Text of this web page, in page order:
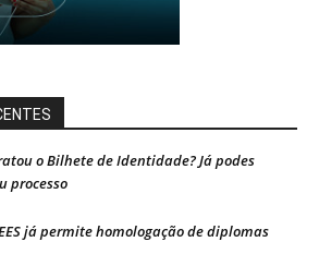
o Bilhete de Identidade? Já podes
processo
já permite homologação de diplomas